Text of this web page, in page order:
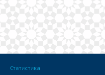
Статистика